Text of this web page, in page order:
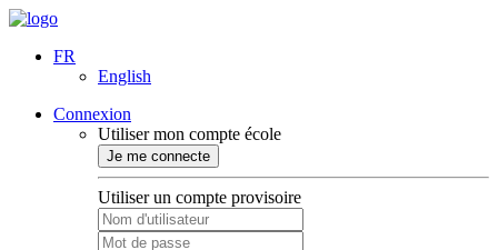
FR
English
Connexion
Utiliser mon compte école
Je me connecte
Utiliser un compte provisoire